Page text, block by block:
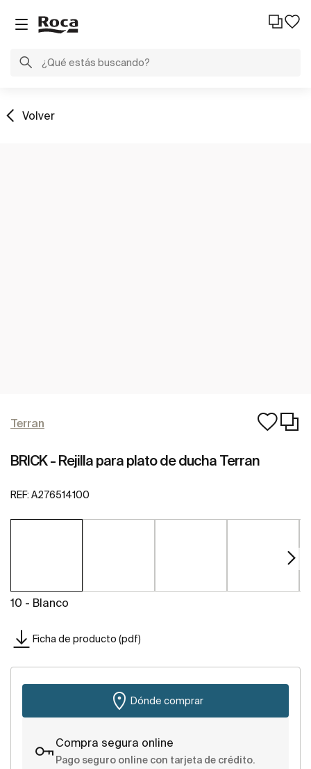
Volver
Terran
BRICK - Rejilla para plato de ducha Terran
REF: A276514100
10 - Blanco
Ficha de producto (pdf)
Dónde comprar
Compra segura online
Pago seguro online con tarjeta de crédito.